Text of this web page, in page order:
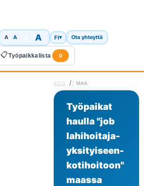
A A A FI▾ Ota yhteyttä
📋Työpaikkalista 0
KOTI / MAA
Työpaikat
haulla "job
lahihoitaja-
yksityiseen-
kotihoitoon"
maassa